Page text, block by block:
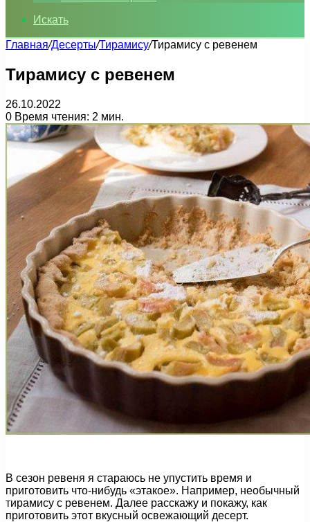
Искать
Главная/Десерты/Тирамису/Тирамису с ревенем
Тирамису с ревенем
26.10.2022
0 Время чтения: 2 мин.
В сезон ревеня я стараюсь не упустить время и
приготовить что-нибудь «этакое». Например, необычный
тирамису с ревенем. Далее расскажу и покажу, как
приготовить этот вкусный освежающий десерт.